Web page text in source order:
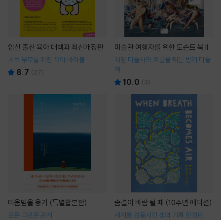
임신 출산 육아 대백과 최신개정판
초보 부모를 위한 육아 바이블
8.7 ( 27)
미술관 여행자를 위한 도슨트 북 II
서양 미술사의 흐름을 꿰는 반려 미술
책
10.0 ( 3)
미움받을 용기 (특별합본판)
모든 고민은 관계
숨결이 바람 될 때 (10주년 에디션)
세계를 감동시킨 생의 기록 한정판